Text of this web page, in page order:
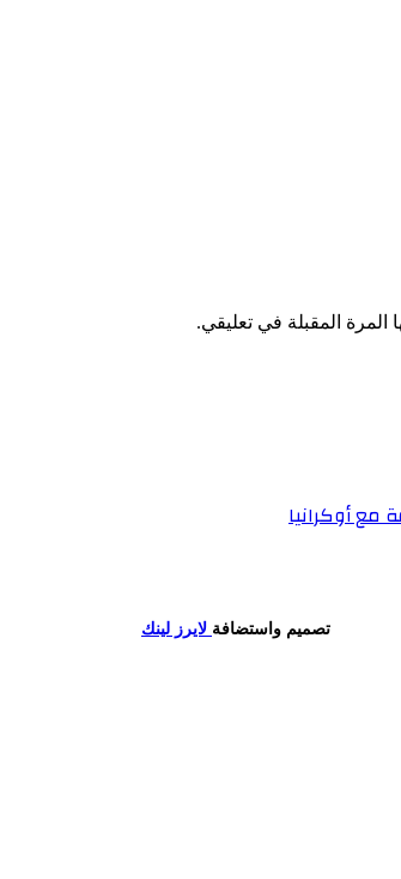
المرة المقبلة في تعليقي.
مع أوكرانيا
تصميم واستضافة لايرز لينك